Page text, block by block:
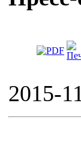
2015-